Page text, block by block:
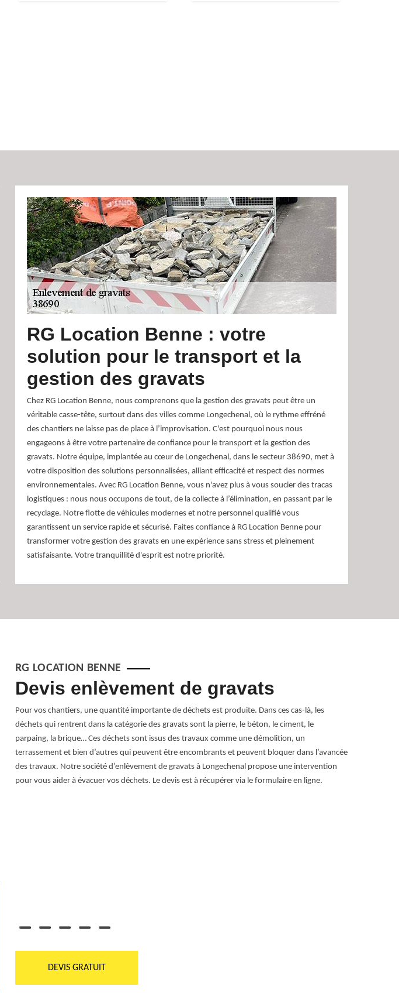
RG Location Benne : votre
solution pour le transport et la
gestion des gravats
Chez RG Location Benne, nous comprenons que la gestion des gravats peut être un
véritable casse-tête, surtout dans des villes comme Longechenal, où le rythme effréné
des chantiers ne laisse pas de place à l’improvisation. C'est pourquoi nous nous
engageons à être votre partenaire de confiance pour le transport et la gestion des
gravats. Notre équipe, implantée au cœur de Longechenal, dans le secteur 38690, met à
votre disposition des solutions personnalisées, alliant efficacité et respect des normes
environnementales. Avec RG Location Benne, vous n'avez plus à vous soucier des tracas
logistiques : nous nous occupons de tout, de la collecte à l’élimination, en passant par le
recyclage. Notre flotte de véhicules modernes et notre personnel qualifié vous
garantissent un service rapide et sécurisé. Faites confiance à RG Location Benne pour
transformer votre gestion des gravats en une expérience sans stress et pleinement
satisfaisante. Votre tranquillité d'esprit est notre priorité.
RG LOCATION BENNE
Devis enlèvement de gravats
Pour vos chantiers, une quantité importante de déchets est produite. Dans ces cas-là, les
déchets qui rentrent dans la catégorie des gravats sont la pierre, le béton, le ciment, le
parpaing, la brique… Ces déchets sont issus des travaux comme une démolition, un
terrassement et bien d’autres qui peuvent être encombrants et peuvent bloquer dans l’avancée
des travaux. Notre société d’enlèvement de gravats à Longechenal propose une intervention
pour vous aider à évacuer vos déchets. Le devis est à récupérer via le formulaire en ligne.
DEVIS GRATUIT